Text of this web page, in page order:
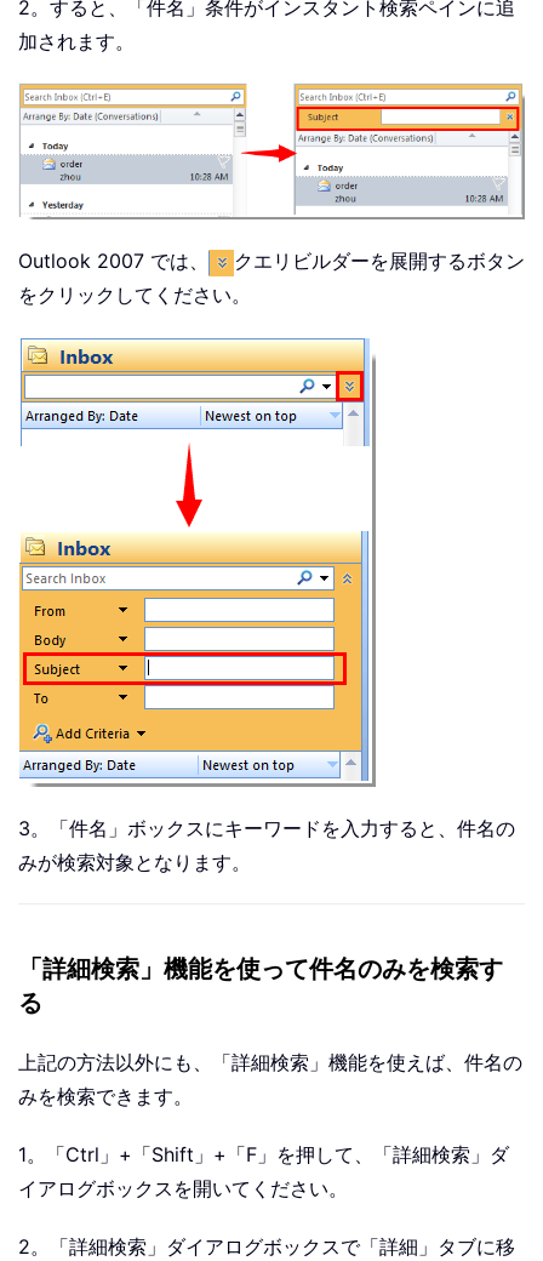
2。すると、「件名」条件がインスタント検索ペインに追
加されます。
Outlook 2007 では、
クエリビルダーを展開するボタン
をクリックしてください。
3。「件名」ボックスにキーワードを入力すると、件名の
みが検索対象となります。
「詳細検索」機能を使って件名のみを検索す
る
上記の方法以外にも、「詳細検索」機能を使えば、件名の
みを検索できます。
1。「Ctrl」+「Shift」+「F」を押して、「詳細検索」ダ
イアログボックスを開いてください。
2。「詳細検索」ダイアログボックスで「詳細」タブに移